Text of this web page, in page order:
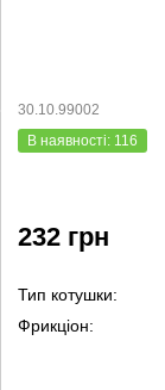
30.10.99002
В наявності: 116
232 грн
Тип котушки:
Фрикціон: